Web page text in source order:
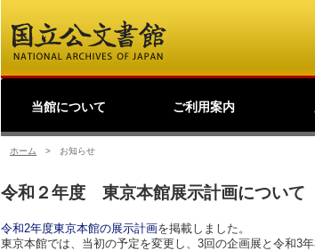
当館について
館長挨拶
事業理念
公文書館概要
業務・活動
過去の業務・活動
歴史公文書等の移管か
館主催見学会
調査研究
研修・全国公文書館会
国際交流
アーキビストの認証
採用情報
国立公文書館紹介映像
ご寄附のお願い
アクセス
ご利用案内
開館情報
資料の探し方について
来館して利用する方へ
つく
利用
原本
来館せずに利用する方
お問い合わせ・ご要望
よくあるご質問
ショップ
友の会
デジ
日本
ホーム > お知らせ
令和２年度 東京本館展示計画について
令和2年度東京本館の展示計画を掲載しました。
東京本館では、当初の予定を変更し、3回の企画展と令和3